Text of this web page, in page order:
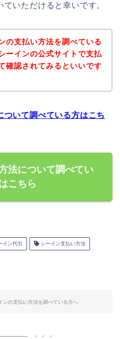
いただけると幸いです。
の支払い方法を調べている
ーインの公式サイトで支払
確認されてみるといいです
ついて調べている方はこち
法について調べてい
こちら
ン代引 シーイン支払い方法
ンの支払い方法を調べている方へ